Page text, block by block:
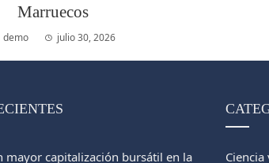
Marruecos
demo julio 30, 2026
mayor capitalización bursátil en la